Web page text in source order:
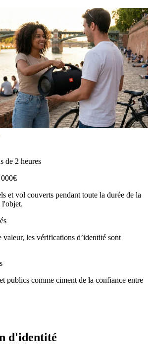
de 2 heures
et vol couverts pendant toute la durée de la
l'objet.
valeur, les vérifications d’identité sont
publics comme ciment de la confiance entre
d'identité